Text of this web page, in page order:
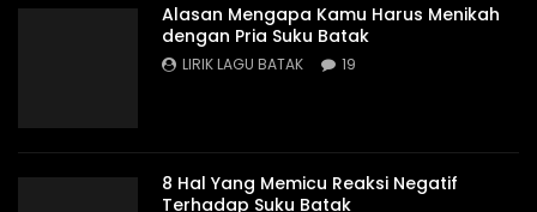
Alasan Mengapa Kamu Harus Menikah
dengan Pria Suku Batak
LIRIK LAGU BATAK 19
8 Hal Yang Memicu Reaksi Negatif
Terhadap Suku Batak